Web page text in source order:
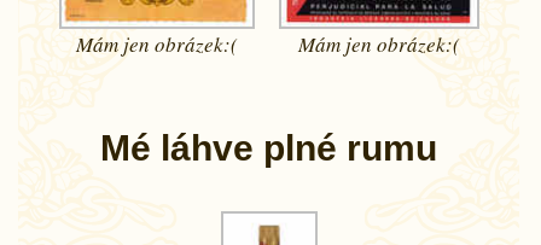
Mám jen obrázek:( Mám jen obrázek:(
Mé láhve plné rumu